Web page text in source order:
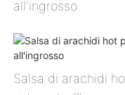
all'ingrosso
Salsa di arachidi